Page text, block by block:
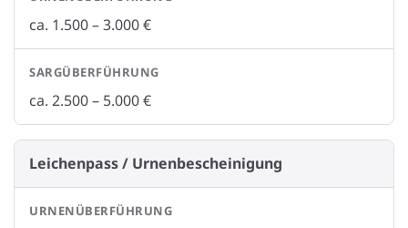
ca. 1.500 – 3.000 €
ca. 2.500 – 5.000 €
Leichenpass / Urnenbescheinigung